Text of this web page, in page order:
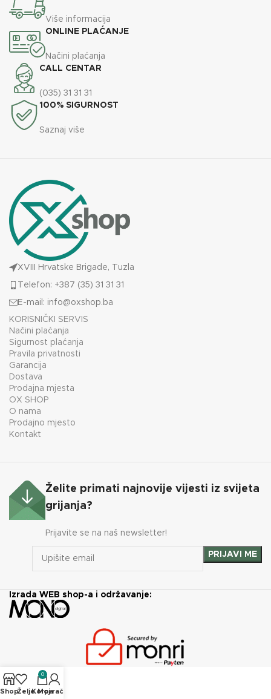
Više informacija
ONLINE PLAĆANJE
Načini plaćanja
CALL CENTAR
(035) 31 31 31
100% SIGURNOST
Saznaj više
XVIII Hrvatske Brigade, Tuzla
Telefon: +387 (35) 31 31 31
E-mail: info@oxshop.ba
KORISNIČKI SERVIS
Načini plaćanja
Sigurnost plaćanja
Pravila privatnosti
Garancija
Dostava
Prodajna mjesta
OX SHOP
O nama
Prodajno mjesto
Kontakt
Želite primati najnovije vijesti iz svijeta
grijanja?
Prijavite se na naš newsletter!
Izrada WEB shop-a i održavanje:
ShopŽelje
0
Korpa
Moj račun